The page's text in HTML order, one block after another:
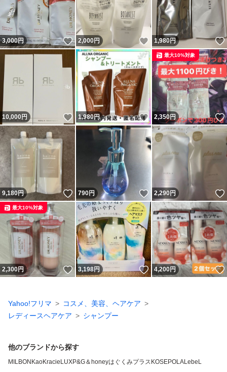
3,000円 いいね！
2,000円 いいね！
1,980円
10,000円 いいね！
1,980円 いいね！
2,350円
最大10%対象
9,180円 いいね！
790円 いいね！
2,290円
2,300円 いいね！
最大10%対象
3,198円 いいね！
4,200円
Yahoo!フリマ
コスメ、美容、ヘアケア
レディースヘアケア
シャンプー
他のブランドから探す
MILBON KaoKracie LUXP&G＆honeyはぐくみプラス KOSEPOLALebeL